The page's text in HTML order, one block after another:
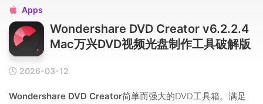
 Apps
Wondershare DVD Creator v6.2.2.4
Mac万兴DVD视频光盘制作工具破解版
2026-03-12
Wondershare DVD Creator简单而强大的DVD工具箱。满足